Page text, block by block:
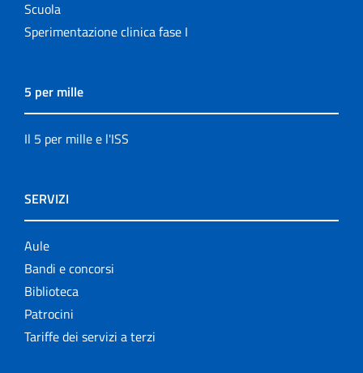
Scuola
Sperimentazione clinica fase I
5 per mille
Il 5 per mille e l'ISS
SERVIZI
Aule
Bandi e concorsi
Biblioteca
Patrocini
Tariffe dei servizi a terzi